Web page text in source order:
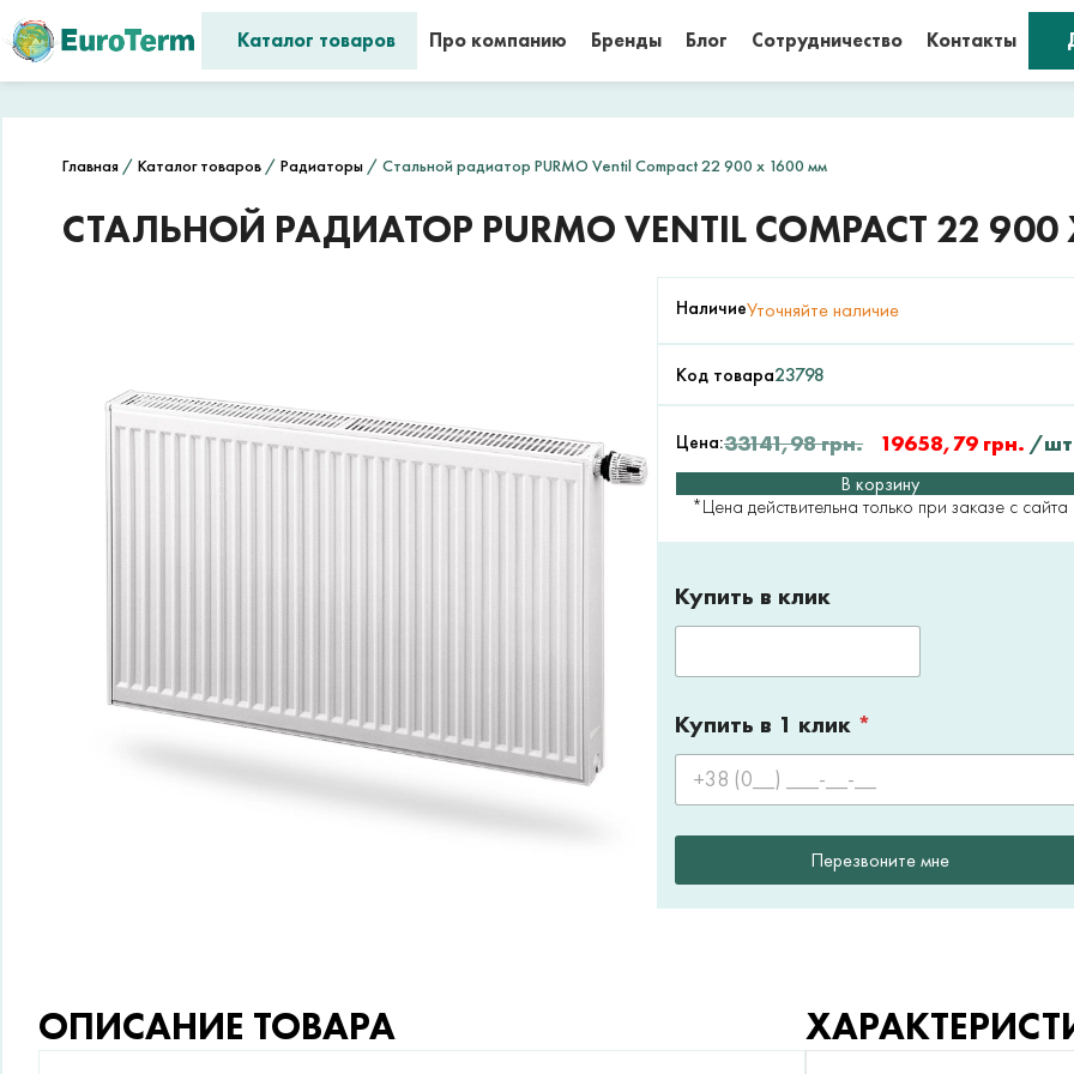
Каталог товаров Про компанию Бренды Блог Сотрудничество Контакты
Главная / Каталог товаров / Радиаторы / Стальной радиатор PURMO Ventil Compact 22 900 x 1600 мм
СТАЛЬНОЙ РАДИАТОР PURMO VENTIL COMPACT 22
НаличиеУточняйте наличие
Код товара23798
Цена:33141,98грн. 19658,79 грн. /шт
В корзину
*Цена действительна только при заказе с сайта
Купить в клик
Купить в 1 клик *
Перезвоните мне
ОПИСАНИЕ ТОВАРА